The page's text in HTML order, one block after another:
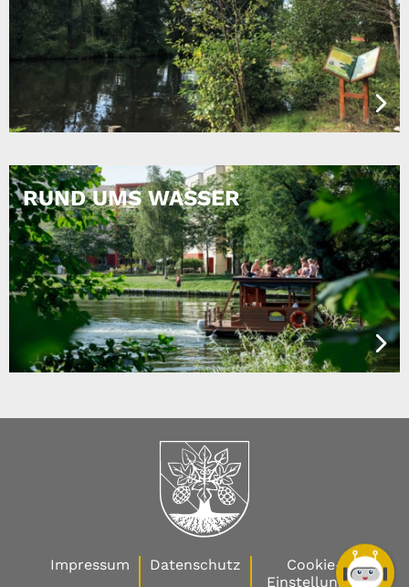
RUND UMS WASSER
Impressum Datenschutz
Cookie-
Einstellungen